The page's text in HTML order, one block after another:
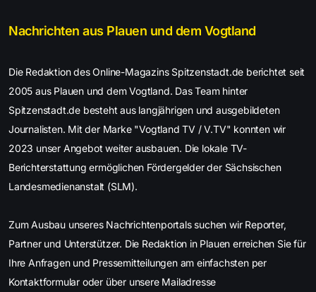
Nachrichten aus Plauen und dem Vogtland
Die Redaktion des Online-Magazins Spitzenstadt.de berichtet seit
2005 aus Plauen und dem Vogtland. Das Team hinter
Spitzenstadt.de besteht aus langjährigen und ausgebildeten
Journalisten. Mit der Marke "Vogtland TV / V.TV" konnten wir
2023 unser Angebot weiter ausbauen. Die lokale TV-
Berichterstattung ermöglichen Fördergelder der Sächsischen
Landesmedienanstalt (SLM).
Zum Ausbau unseres Nachrichtenportals suchen wir Reporter,
Partner und Unterstützer. Die Redaktion in Plauen erreichen Sie für
Ihre Anfragen und Pressemitteilungen am einfachsten per
Kontaktformular oder über unsere Mailadresse